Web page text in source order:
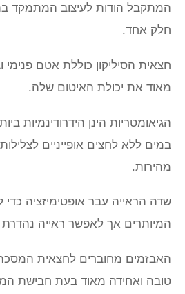
המתקבל הודות לעיצוב המתמקד
חלק אחד.
חצאית הסיליקון כוללת אטם פנימי
מאוד את יכולת האיטום שלה.
הגיאומטריות הינן הידרודינמיות
במים ללא לחצים אופייניים
מהירות.
שדה הראייה עבר אופטימיזציה כדי
המיותרים אך לאפשר ראייה נהדרת
האבזמים מחוברים לחצאית
טובה ואחידה מאוד בעת חבישת